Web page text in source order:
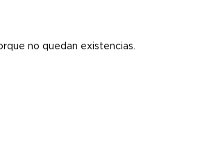
no quedan existencias.